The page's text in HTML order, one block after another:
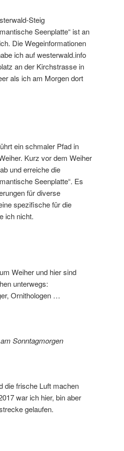
Steig
Seenplatte“ ist an
Die Wegeinformationen
ich auf westerwald.info
an der Kirchstrasse in
als ich am Morgen dort
ein schmaler Pfad in
Kurz vor dem Weiher
und erreiche die
Seenplatte“. Es
für diverse
spezifische für die
ich nicht.
Weiher und hier sind
unterwegs:
Ornithologen …
Sonntagmorgen
die frische Luft machen
war ich hier, bin aber
gelaufen.